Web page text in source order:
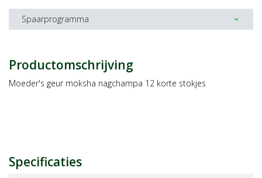
Spaarprogramma expand_more
Productomschrijving
Moeder's geur moksha nagchampa 12 korte stokjes
Specificaties